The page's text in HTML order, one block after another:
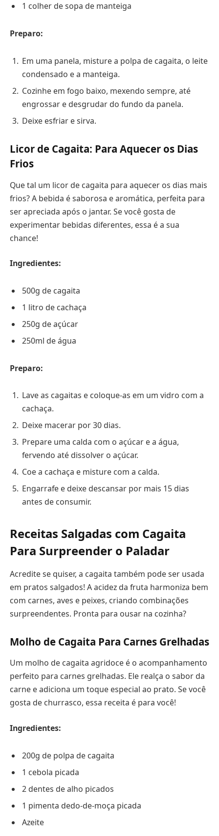
1 colher de sopa de manteiga
Preparo:
Em uma panela, misture a polpa de cagaita, o leite
condensado e a manteiga.
Cozinhe em fogo baixo, mexendo sempre, até
engrossar e desgrudar do fundo da panela.
Deixe esfriar e sirva.
Licor de Cagaita: Para Aquecer os Dias
Frios
Que tal um licor de cagaita para aquecer os dias mais
frios? A bebida é saborosa e aromática, perfeita para
ser apreciada após o jantar. Se você gosta de
experimentar bebidas diferentes, essa é a sua
chance!
Ingredientes:
500g de cagaita
1 litro de cachaça
250g de açúcar
250ml de água
Preparo:
Lave as cagaitas e coloque-as em um vidro com a
cachaça.
Deixe macerar por 30 dias.
Prepare uma calda com o açúcar e a água,
fervendo até dissolver o açúcar.
Coe a cachaça e misture com a calda.
Engarrafe e deixe descansar por mais 15 dias
antes de consumir.
Receitas Salgadas com Cagaita
Para Surpreender o Paladar
Acredite se quiser, a cagaita também pode ser usada
em pratos salgados! A acidez da fruta harmoniza bem
com carnes, aves e peixes, criando combinações
surpreendentes. Pronta para ousar na cozinha?
Molho de Cagaita Para Carnes Grelhadas
Um molho de cagaita agridoce é o acompanhamento
perfeito para carnes grelhadas. Ele realça o sabor da
carne e adiciona um toque especial ao prato. Se você
gosta de churrasco, essa receita é para você!
Ingredientes:
200g de polpa de cagaita
1 cebola picada
2 dentes de alho picados
1 pimenta dedo-de-moça picada
Azeite